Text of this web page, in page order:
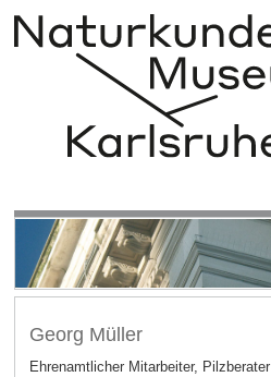
Georg Müller
Ehrenamtlicher Mitarbeiter, Pilzberater